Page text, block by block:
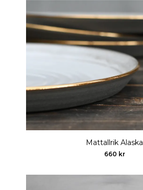
Mattallrik Alaska
660 kr